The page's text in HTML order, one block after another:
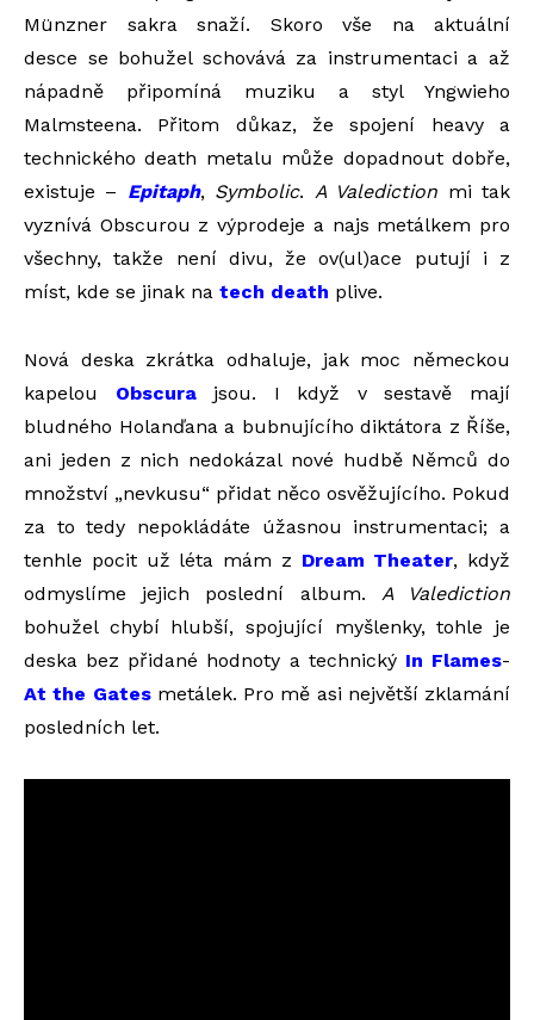
Münzner sakra snaží. Skoro vše na aktuální
desce se bohužel schovává za instrumentaci a až
nápadně připomíná muziku a styl Yngwieho
Malmsteena. Přitom důkaz, že spojení heavy a
technického death metalu může dopadnout dobře,
existuje – Epitaph, Symbolic. A Valediction mi tak
vyznívá Obscurou z výprodeje a najs metálkem pro
všechny, takže není divu, že ov(ul)ace putují i z
míst, kde se jinak na tech death plive.
Nová deska zkrátka odhaluje, jak moc německou
kapelou Obscurajsou. I když v sestavě mají
bludného Holanďana a bubnujícího diktátora z Říše,
ani jeden z nich nedokázal nové hudbě Němců do
množství „nevkusu“ přidat něco osvěžujícího. Pokud
za to tedy nepokládáte úžasnou instrumentaci; a
tenhle pocit už léta mám z Dream Theater, když
odmyslíme jejich poslední album. A Valediction
bohužel chybí hlubší, spojující myšlenky, tohle je
deska bez přidané hodnoty a technický In Flames-
At the Gatesmetálek. Pro mě asi největší zklamání
posledních let.